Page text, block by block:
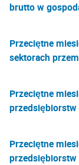
brutto w
Przeciętne
sektorach
Przeciętne
przedsiębiorstw
Przeciętne
przedsiębiorstw